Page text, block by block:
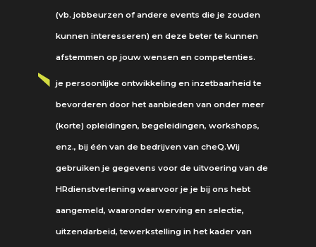
(vb. jobbeurzen of andere events die je zouden
kunnen interesseren) en deze beter te kunnen
afstemmen op jouw wensen en competenties.
je persoonlijke ontwikkeling en inzetbaarheid te
bevorderen door het aanbieden van onder meer
(korte) opleidingen, begeleidingen, workshops,
enz., bij één van de bedrijven van cheQ.Wij
gebruiken je gegevens voor de uitvoering van de
HRdienstverlening waarvoor je je bij ons hebt
aangemeld, waaronder werving en selectie,
uitzendarbeid, tewerkstelling in het kader van